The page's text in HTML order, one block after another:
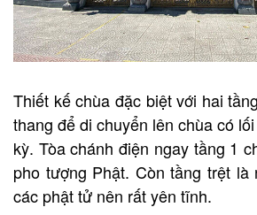
Thiết kế chùa đặc biệt với hai
thang để di chuyển lên chùa có
kỳ. Tòa chánh điện ngay tầng 1
pho tượng Phật. Còn tầng trệt là
các phật tử nên rất yên tĩnh.